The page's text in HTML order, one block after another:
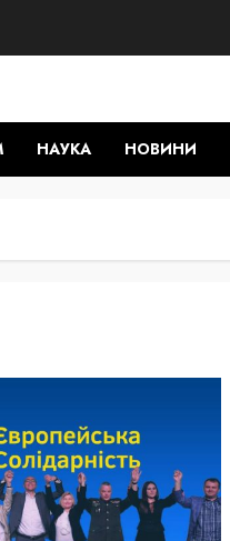
НАУКА НОВИНИ